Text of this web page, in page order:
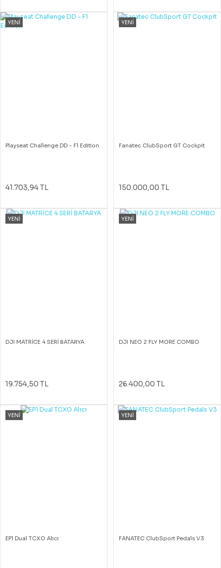
YENİ
Playseat Challenge DD - F1 Edition
41.703,94 TL
YENİ
Fanatec ClubSport GT Cockpit
150.000,00 TL
YENİ
DJI MATRİCE 4 SERİ BATARYA
19.754,50 TL
YENİ
DJI NEO 2 FLY MORE COMBO
26.400,00 TL
YENİ
EP1 Dual TCXO Alıcı
YENİ
FANATEC ClubSport Pedals V3